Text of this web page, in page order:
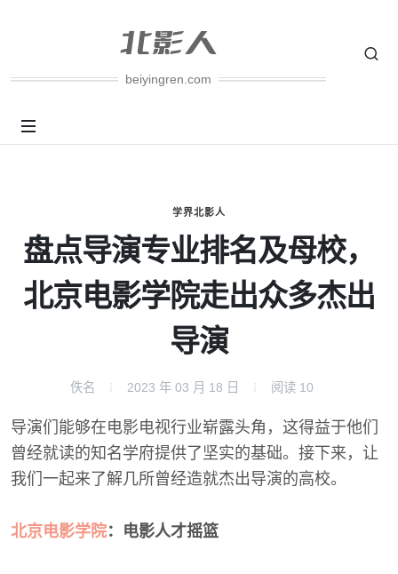
beiyingren.com
学界北影人
盘点导演专业排名及母校，
北京电影学院走出众多杰出
导演
佚名 2023 年 03 月 18 日 阅读 10
导演们能够在电影电视行业崭露头角，这得益于他们
曾经就读的知名学府提供了坚实的基础。接下来，让
我们一起来了解几所曾经造就杰出导演的高校。
北京电影学院：电影人才摇篮